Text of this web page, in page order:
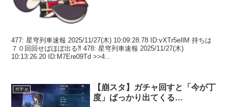
477: 星穹列車速報 2025/11/27(木) 10:09:28.78 ID:vXTr5eIlM 持ちは
７０回回せばほぼ出る⁈ 478: 星穹列車速報 2025/11/27(木)
10:13:26.20 ID:M7Ere09Td >>4...
ガチャ
【崩スタ】ガチャ回すと「今が丁
度」ばっかり出てくる…